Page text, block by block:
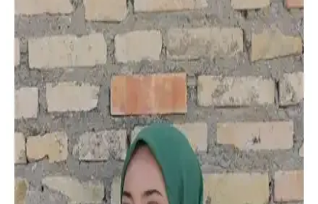
Fresco Scarfs Gül Kurusu Medine İpeği Eşarp:
Şıklık ve Konforun Buluşması
Gül Kurusu tonunda, hafif ve yumuşak medine ipeği malzemeden
üretilen bu eşarp, şık tasarımı ve yüksek konforu ile günlük ve özel
günlerde tercih edilir.
Naz İpek Flamlı 5'li Paket Pamuklu Yazma Eşarp
Şıklık ve Konforu Bir Arada Sunar
Naz İpek'in flamlı yazma eşarp paketi, yüksek kaliteli pamuklu
kumaşı ve şık tasarımıyla günlük ve özel günleriniz için ideal, nefes
alabilir ve konforlu bir aksesuar seçeneği sunar.